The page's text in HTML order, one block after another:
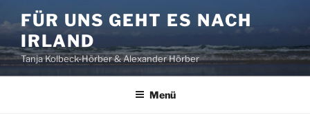
Inhalt
springen
FÜR UNS GEHT ES NACH
IRLAND
Tanja Kolbeck-Hörber & Alexander Hörber
Menü